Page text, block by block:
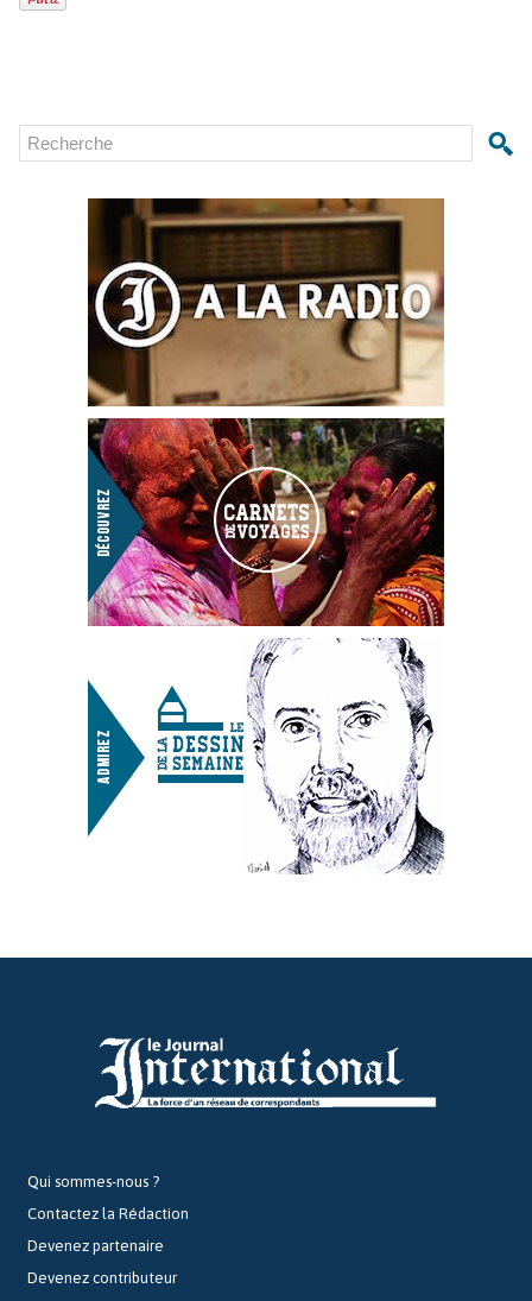
Qui sommes-nous ?
Contactez la Rédaction
Devenez partenaire
Devenez contributeur